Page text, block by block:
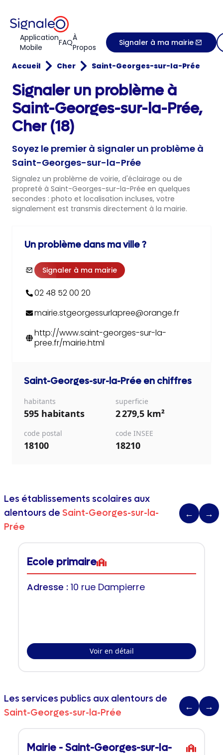
Application
Mobile
FAQÀ
Propos
Signaler à ma mairie
Accueil Cher Saint-Georges-sur-la-Prée
Signaler un problème à
Saint-Georges-sur-la-Prée,
Cher (18)
Soyez le premier à signaler un problème à
Saint-Georges-sur-la-Prée
Signalez un problème de voirie, d'éclairage ou de
propreté à Saint-Georges-sur-la-Prée en quelques
secondes : photo et localisation incluses, votre
signalement est transmis directement à la mairie.
Un problème dans ma ville ?
Signaler à ma mairie
02 48 52 00 20
mairie.stgeorgessurlapree@orange.fr
http://www.saint-georges-sur-la-
pree.fr/mairie.html
Saint-Georges-sur-la-Prée en chiffres
habitants
595 habitants
superficie
2 279,5 km²
code postal
18100
code INSEE
18210
Les établissements scolaires aux
alentours de Saint-Georges-sur-la-
Prée
← →
Ecole primaire
Adresse : 10 rue Dampierre
Voir en détail
Les services publics aux alentours de
Saint-Georges-sur-la-Prée
← →
Mairie - Saint-Georges-sur-la-